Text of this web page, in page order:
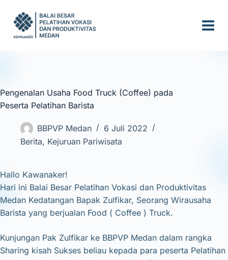
k
o
Pengenalan Usaha Food Truck (Coffee) pada
Peserta Pelatihan Barista
BBPVP Medan
6 Juli 2022
Berita, Kejuruan Pariwisata
Hallo Kawanaker!
Hari ini Balai Besar Pelatihan Vokasi dan Produktivitas
Medan Kedatangan Bapak Zulfikar, Seorang Wirausaha
Barista yang berjualan Food ( Coffee ) Truck.
Kunjungan Pak Zulfikar ke BBPVP Medan dalam rangka
Sharing kisah Sukses beliau kepada para peserta Pelatihan